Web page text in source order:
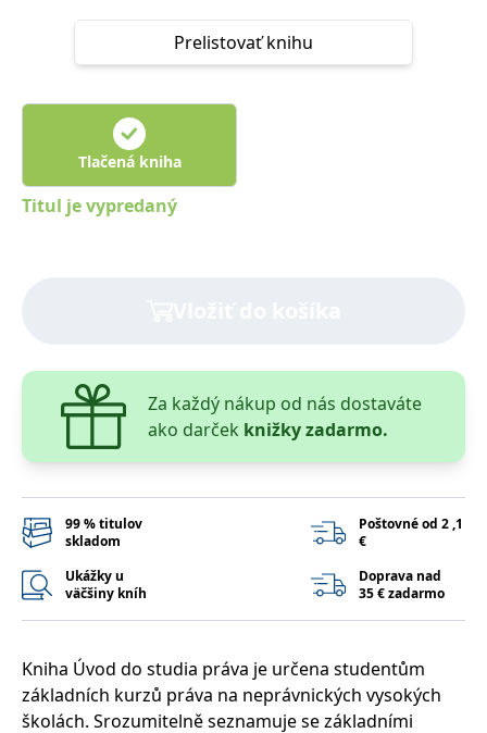
Prelistovať knihu
Tlačená kniha
Titul je vypredaný
Za každý nákup od nás dostaváte
ako darček knižky zadarmo.
99 % titulov
skladom
Poštovné od 2 ,1
€
Ukážky u
väčšiny kníh
Doprava nad
35 € zadarmo
Kniha Úvod do studia práva je určena studentům
základních kurzů práva na neprávnických vysokých
školách. Srozumitelně seznamuje se základními